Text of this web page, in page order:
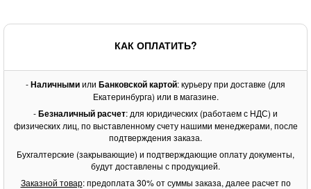
КАК ОПЛАТИТЬ?
-Наличнымиили Банковской картой: курьеру при доставке (для
Екатеринбурга) или в магазине.
-Безналичный расчет: для юридических (работаем с НДС) и
физических лиц, по выставленному счету нашими менеджерами, после
подтверждения заказа.
Бухгалтерские (закрывающие) и подтверждающие оплату документы,
будут доставлены с продукцией.
Заказной товар: предоплата 30% от суммы заказа, далее расчет по